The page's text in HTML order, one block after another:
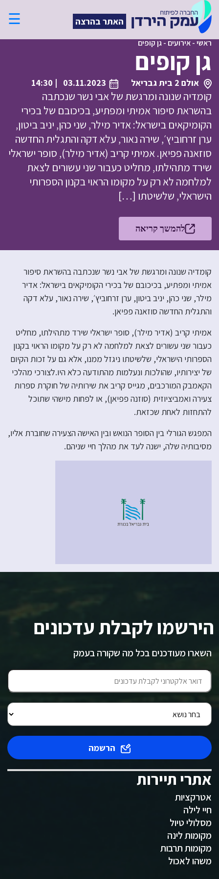
האתר בהרצה ☰
ראשי-אירועים -גן קופים
גן קופים
אולם 2 בית גבריאל 03.11.2023
| 14:30
קומדיה שנונה ומרגשת של אבי נשר שנכתבה
בהשראת סיפור אמיתי ומפתיע, בכיכובם של בכירי
הקומיקאים בישראל: אדיר מילר, שני כהן, יניב ביטון,
ערן זרחוביץ׳, שירה נאור, עלא דקה והתגלית החדשה
סוזאנה פפיאן. אמיתי קריב (אדיר מילר), סופר ישראלי
שירד מתהילתו, מחליט כעבור שני עשורים לצאת
למלחמה לא רק על מקומו הראוי בקנון הספרותי
הישראלי, שלשיטתו […]
להמשך קריאה
קומדיה שנונה ומרגשת של אבי נשר שנכתבה בהשראת סיפור
אמיתי ומפתיע, בכיכובם של בכירי הקומיקאים בישראל: אדיר
מילר, שני כהן, יניב ביטון, ערן זרחוביץ׳, שירה נאור, עלא דקה
והתגלית החדשה סוזאנה פפיאן.
אמיתי קריב (אדיר מילר), סופר ישראלי שירד מתהילתו, מחליט
כעבור שני עשורים לצאת למלחמה לא רק על מקומו הראוי בקנון
הספרותי הישראלי, שלשיטתו ניגזל ממנו, אלא גם על זכות הקיום
של יצירותיו, שהולכות ונעלמות מהתודעה כלא היו.לצורכי מהלכי
הקאמבק המורכבים, מגייס קריב את שירותיה של חוקרת ספרות
צעירה ואמביציוזית (סוזנה פפיאן), או לפחות מישהי שתוכל
להתחזות לאחת שכזאת.
המפגש הגורלי בין הסופר הנואש ובין האישה הצעירה שחוברת אליו,
מסיבותיה שלה, ישנה לעד את מהלך חיי שניהם.
הירשמו לקבלת עדכונים
השארו מעודכנים בכל מה שקורה בעמק
הרשמה
אתרי תיירות
אטרקציות
חיי לילה
מסלולי טיול
מקומות לינה
מקומות תרבות
משהו לאכול